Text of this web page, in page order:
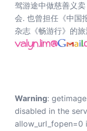
驾游途中做慈善义
会. 也曾担任《中国
杂志《畅游行》的旅
Warning:
disabled in the
allow_url_fopen=0